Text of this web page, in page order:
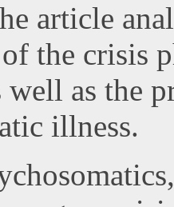
article
of the crisis
well as the
illness.